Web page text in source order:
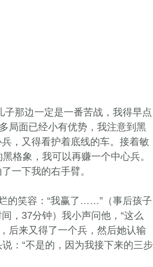
局面已经小有优势，我注意到黑
，又得看护着底线的车。接着敏
格象，我可以再赚一个中心兵。
一下我的右手臂。
，37分钟）我小声问他，“这么
后来又得了一个兵，然后她认输
：“不是的，因为我接下来的三步